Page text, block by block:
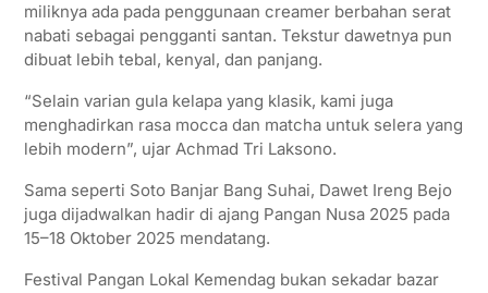
miliknya ada pada penggunaan creamer berbahan serat
nabati sebagai pengganti santan. Tekstur dawetnya pun
dibuat lebih tebal, kenyal, dan panjang.
“Selain varian gula kelapa yang klasik, kami juga
menghadirkan rasa mocca dan matcha untuk selera yang
lebih modern”, ujar Achmad Tri Laksono.
Sama seperti Soto Banjar Bang Suhai, Dawet Ireng Bejo
juga dijadwalkan hadir di ajang Pangan Nusa 2025 pada
15–18 Oktober 2025 mendatang.
Festival Pangan Lokal Kemendag bukan sekadar bazar